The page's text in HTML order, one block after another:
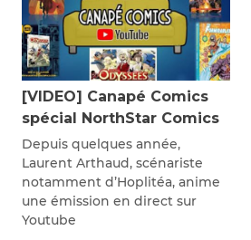
[VIDEO] Canapé Comics
spécial NorthStar Comics
Depuis quelques année,
Laurent Arthaud, scénariste
notamment d’Hoplitéa, anime
une émission en direct sur
Youtube